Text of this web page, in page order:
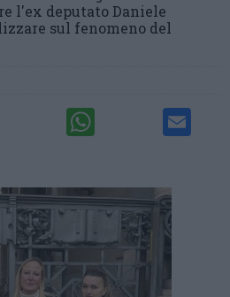
l'ex deputato Daniele
sul fenomeno del